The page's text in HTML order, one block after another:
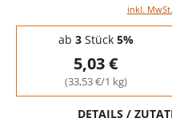
inkl.
Staffelpreise - Mengenrabatt
ab 3Stück 5%
5,03 €
(33,53 €/1 kg)
DETAILS /